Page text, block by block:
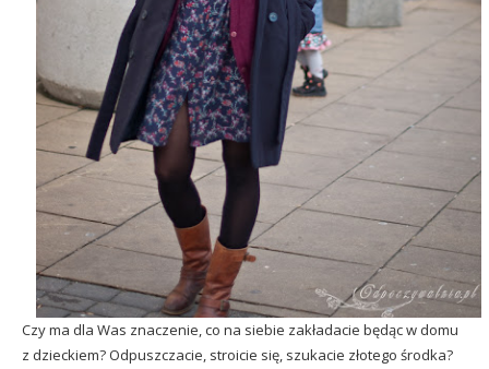
Czy ma dla Was znaczenie, co na siebie zakładacie będąc w domu
z dzieckiem? Odpuszczacie, stroicie się, szukacie złotego środka?